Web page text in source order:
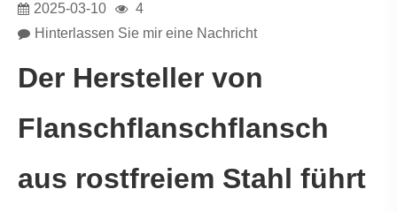
2025-03-10
4
Hinterlassen Sie mir eine Nachricht
Der Hersteller von
Flanschflanschflansch
aus rostfreiem Stahl führt